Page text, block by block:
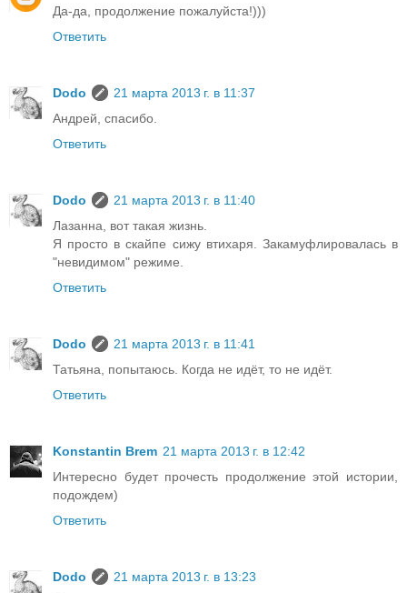
Да-да, продолжение пожалуйста!)))
Ответить
Dodo
21 марта 2013 г. в 11:37
Андрей, спасибо.
Ответить
Dodo
21 марта 2013 г. в 11:40
Лазанна, вот такая жизнь.
Я просто в скайпе сижу втихаря. Закамуфлировалась в
"невидимом" режиме.
Ответить
Dodo
21 марта 2013 г. в 11:41
Татьяна, попытаюсь. Когда не идёт, то не идёт.
Ответить
Konstantin Brem 21 марта 2013 г. в 12:42
Интересно будет прочесть продолжение этой истории,
подождем)
Ответить
Dodo
21 марта 2013 г. в 13:23